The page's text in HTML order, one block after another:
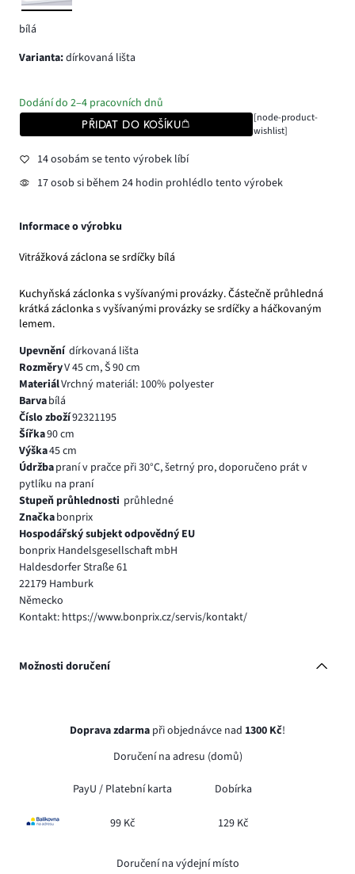
bílá
varianta:dírkovaná lišta
Dodání do 2–4 pracovních dnů
PŘIDAT DO KOŠÍKU
[node-product-
wishlist]
14 osobám se tento výrobek líbí
17 osob si během 24 hodin prohlédlo tento výrobek
Informace o výrobku
Vitrážková záclona se srdíčky bílá
Kuchyňská záclonka s vyšívanými provázky. Částečně průhledná
krátká záclonka s vyšívanými provázky se srdíčky a háčkovaným
lemem.
Upevnění dírkovaná lišta
RozměryV 45 cm, Š 90 cm
MateriálVrchný materiál: 100% polyester
Barvabílá
Číslo zboží92321195
Šířka90 cm
Výška45 cm
Údržbapraní v pračce při 30°C, šetrný pro, doporučeno prát v
pytlíku na praní
Stupeň průhlednosti průhledné
Značkabonprix
Hospodářský subjekt odpovědný EU
bonprix Handelsgesellschaft mbH
Haldesdorfer Straße 61
22179 Hamburk
Německo
Kontakt: https://www.bonprix.cz/servis/kontakt/
Možnosti doručení
Doprava zdarma při objednávce nad 1300 Kč!
Doručení na adresu (domů)
PayU / Platební karta Dobírka
99 Kč 129 Kč
Doručení na výdejní místo